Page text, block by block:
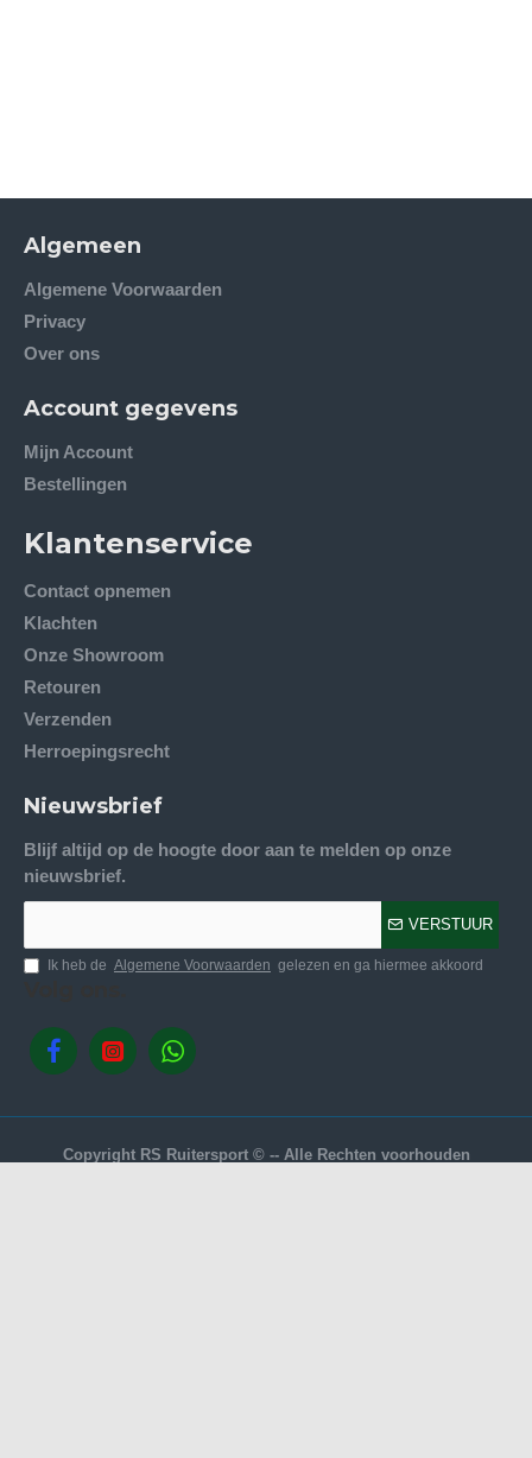
Algemeen
Algemene Voorwaarden
Privacy
Over ons
Account gegevens
Mijn Account
Bestellingen
Klantenservice
Contact opnemen
Klachten
Onze Showroom
Retouren
Verzenden
Herroepingsrecht
Nieuwsbrief
Blijf altijd op de hoogte door aan te melden op onze
nieuwsbrief.
VERSTUUR
Ik heb de Algemene Voorwaarden gelezen en ga hiermee akkoord
Copyright RS Ruitersport © -- Alle Rechten voorhouden